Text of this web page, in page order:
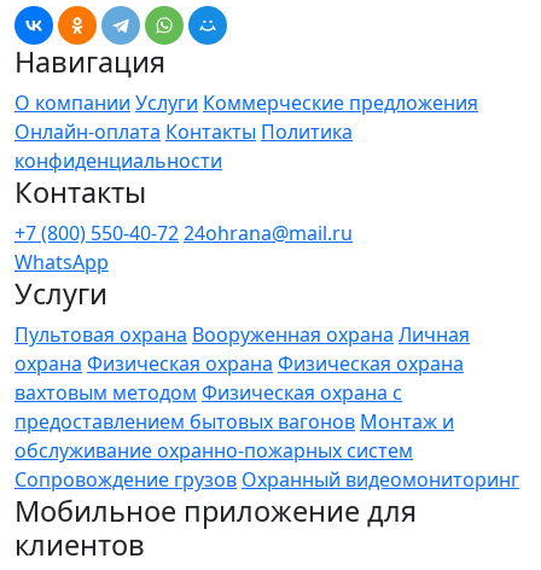
Навигация
О компании Услуги Коммерческие предложения
Онлайн-оплата Контакты Политика
конфиденциальности
Контакты
+7 (800) 550-40-7224ohrana@mail.ru
WhatsApp
Услуги
Пультовая охрана Вооруженная охрана Личная
охрана Физическая охрана Физическая охрана
вахтовым методом Физическая охрана с
предоставлением бытовых вагонов Монтаж и
обслуживание охранно-пожарных систем
Сопровождение грузов Охранный видеомониторинг
Мобильное приложение для
клиентов